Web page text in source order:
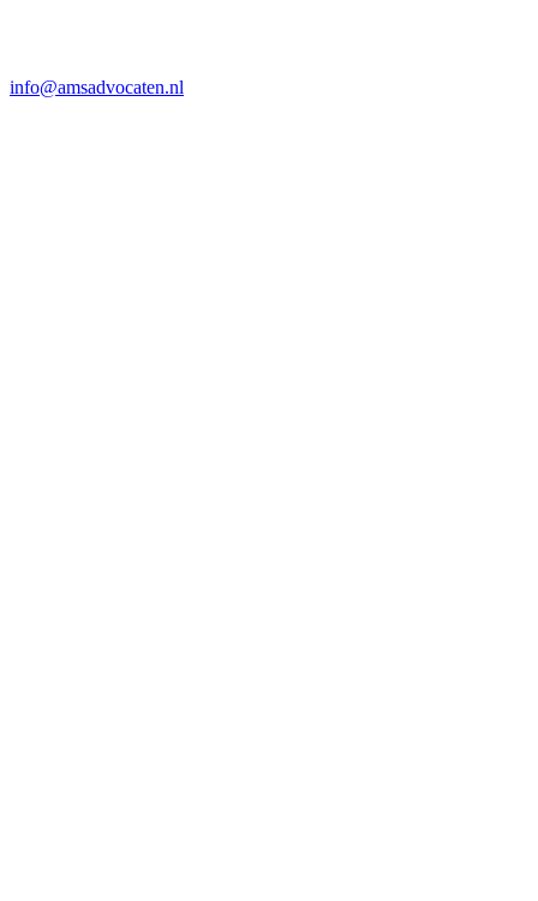
info@amsadvocaten.nl